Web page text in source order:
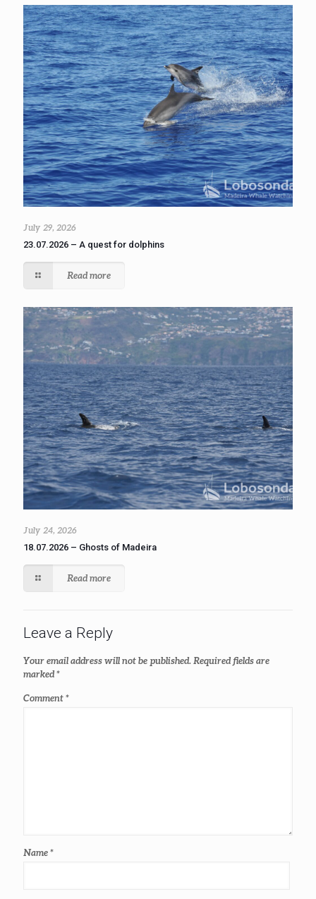
July 29, 2026
23.07.2026 – A quest for dolphins
Read more
July 24, 2026
18.07.2026 – Ghosts of Madeira
Read more
Leave a Reply
Your email address will not be published. Required fields are
marked*
Comment*
Name*